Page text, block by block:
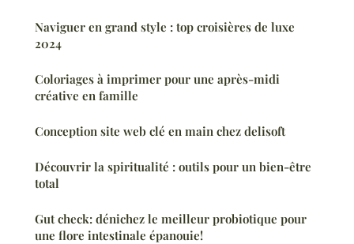
Naviguer en grand style : top croisières de luxe
2024
Coloriages à imprimer pour une après-midi
créative en famille
Conception site web clé en main chez delisoft
Découvrir la spiritualité : outils pour un bien-être
total
Gut check: dénichez le meilleur probiotique pour
une flore intestinale épanouie!